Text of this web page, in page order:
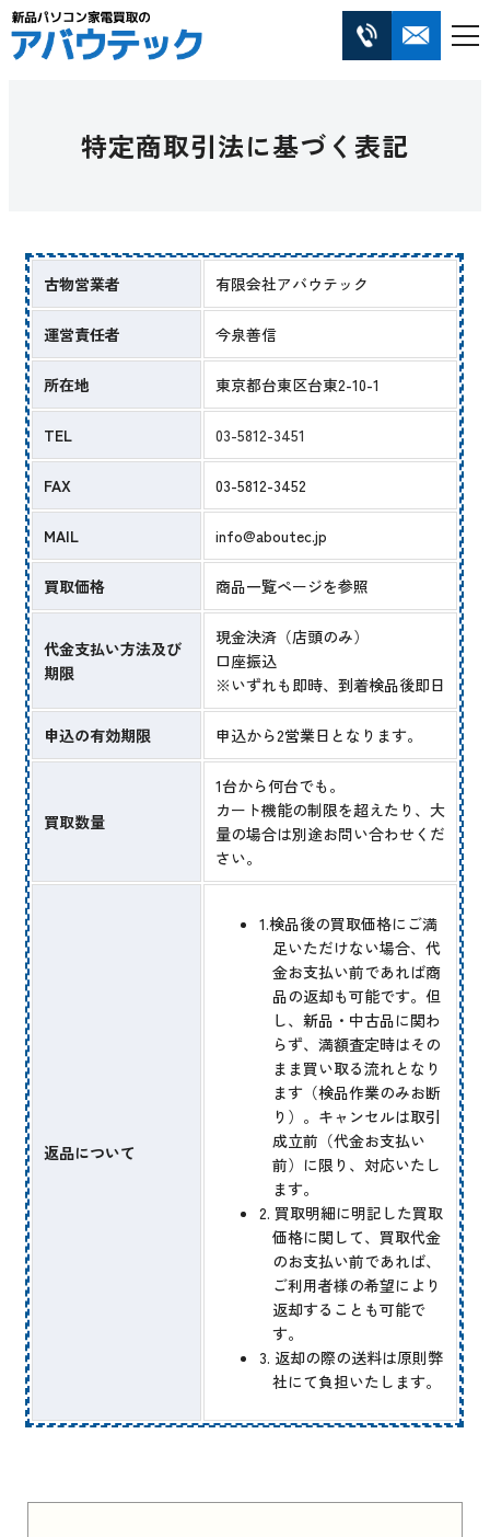
特定商取引法に基づく表記
古物営業者 有限会社アバウテック
運営責任者 今泉善信
所在地 東京都台東区台東2-10-1
TEL 03-5812-3451
FAX 03-5812-3452
MAIL info@aboutec.jp
買取価格 商品一覧ページを参照
代金支払い方法及び
期限
現金決済（店頭のみ）
口座振込
※いずれも即時、到着検品後即日
申込の有効期限 申込から2営業日となります。
買取数量
1台から何台でも。
カート機能の制限を超えたり、大
量の場合は別途お問い合わせくだ
さい。
返品について
1.検品後の買取価格にご満
足いただけない場合、代
金お支払い前であれば商
品の返却も可能です。但
し、新品・中古品に関わ
らず、満額査定時はその
まま買い取る流れとなり
ます（検品作業のみお断
り）。キャンセルは取引
成立前（代金お支払い
前）に限り、対応いたし
ます。
2. 買取明細に明記した買取
価格に関して、買取代金
のお支払い前であれば、
ご利用者様の希望により
返却することも可能で
す。
3. 返却の際の送料は原則弊
社にて負担いたします。